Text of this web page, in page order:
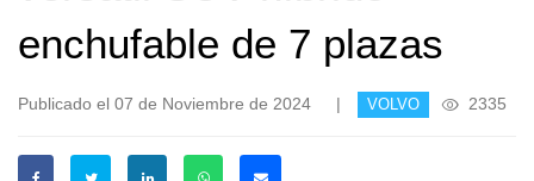
enchufable de 7 plazas
Publicado el 07 de Noviembre de 2024 | VOLVO 2335